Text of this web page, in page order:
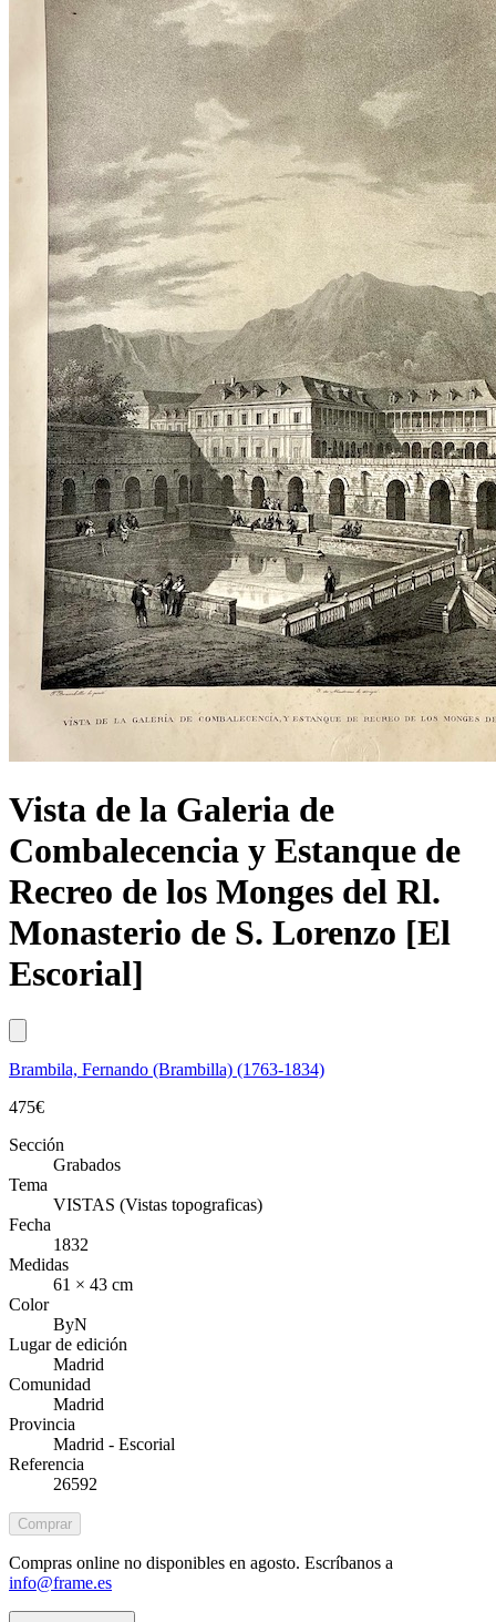
Vista de la Galeria de
Combalecencia y Estanque de
Recreo de los Monges del Rl.
Monasterio de S. Lorenzo [El
Escorial]
Brambila, Fernando (Brambilla) (1763-1834)
475€
Sección
Grabados
Tema
VISTAS (Vistas topograficas)
Fecha
1832
Medidas
61 × 43 cm
Color
ByN
Lugar de edición
Madrid
Comunidad
Madrid
Provincia
Madrid - Escorial
Referencia
26592
Comprar
Compras online no disponibles en agosto. Escríbanos a
info@frame.es